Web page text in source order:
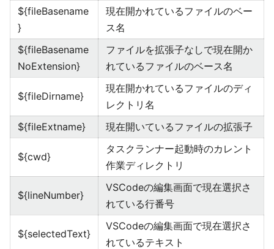
${fileBasename
}
現在開かれているファイルのベー
ス名
${fileBasename
NoExtension}
ファイルを拡張子なしで現在開か
れているファイルのベース名
${fileDirname}
現在開かれているファイルのディ
レクトリ名
${fileExtname}
現在開いているファイルの拡張子
${cwd}
タスクランナー起動時のカレント
作業ディレクトリ
${lineNumber}
VSCodeの編集画面で現在選択さ
れている行番号
${selectedText}
VSCodeの編集画面で現在選択さ
れているテキスト